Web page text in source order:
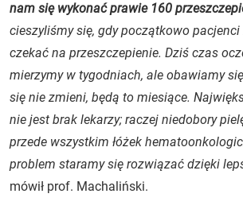
nam się wykonać prawie 160
cieszyliśmy się, gdy początkowo
czekać na przeszczepienie. Dziś czas
mierzymy w tygodniach, ale obawiamy
się nie zmieni, będą to miesiące.
nie jest brak lekarzy; raczej niedobory
przede wszystkim łóżek
problem staramy się rozwiązać dzięki
mówił prof. Machaliński.